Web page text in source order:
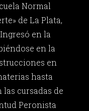
Normal
de La Plata,
en la
en la
en
hasta
las cursadas de
Peronista